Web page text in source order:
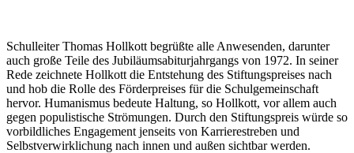
Schulleiter Thomas Hollkott begrüßte alle Anwesenden, darunter
auch große Teile des Jubiläumsabiturjahrgangs von 1972. In seiner
Rede zeichnete Hollkott die Entstehung des Stiftungspreises nach
und hob die Rolle des Förderpreises für die Schulgemeinschaft
hervor. Humanismus bedeute Haltung, so Hollkott, vor allem auch
gegen populistische Strömungen. Durch den Stiftungspreis würde so
vorbildliches Engagement jenseits von Karrierestreben und
Selbstverwirklichung nach innen und außen sichtbar werden.